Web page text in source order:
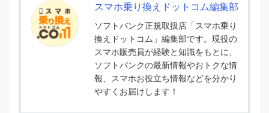
スマホ乗り換えドットコム編集部
ソフトバンク正規取扱店「スマホ乗り
換えドットコム」編集部です。現役の
スマホ販売員が経験と知識をもとに、
ソフトバンクの最新情報やおトクな情
報、スマホお役立ち情報などを分かり
やすくお届けします！